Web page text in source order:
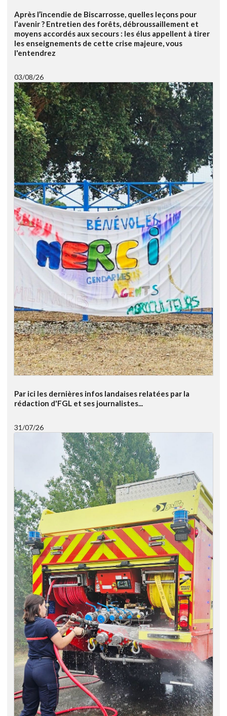
Après l’incendie de Biscarrosse, quelles leçons pour
l’avenir ? Entretien des forêts, débroussaillement et
moyens accordés aux secours : les élus appellent à tirer
les enseignements de cette crise majeure, vous
l'entendrez
03/08/26
Par ici les dernières infos landaises relatées par la
rédaction d'FGL et ses journalistes...
31/07/26